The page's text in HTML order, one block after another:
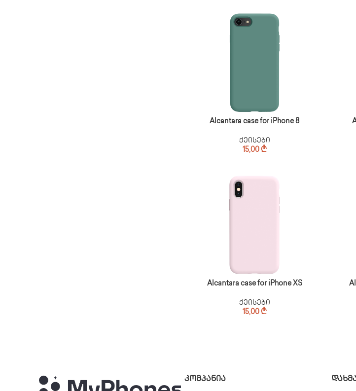
Alcantara case for iPhone 8
ქეისები
15,00 ₾
Alcantara case for iPhone XS
ქეისები
15,00 ₾
ᲙᲝᲛᲞᲐᲜᲘᲐ